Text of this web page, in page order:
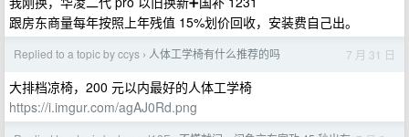
跟房东商量每年按照上年残值 15%划价回收，安装费自己出。
Replied to a topic by ccys › 人体工学椅有什么推荐的吗 7 月 31 日
大排档凉椅，200 元以内最好的人体工学椅
https://i.imgur.com/agAJ0Rd.png